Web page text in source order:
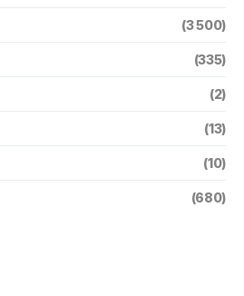
(3 500)
(335)
(2)
(13)
(10)
(680)